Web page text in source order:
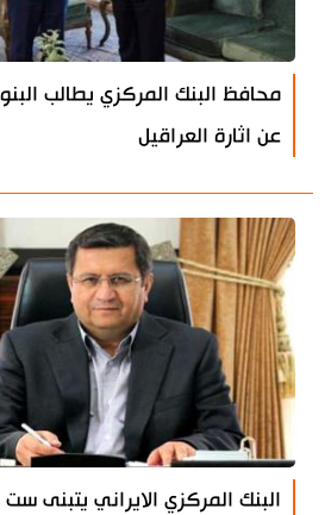
محافظ البنك المركزي يطالب
عن اثارة العراقيل
البنك المركزي الايراني يتبنى ست